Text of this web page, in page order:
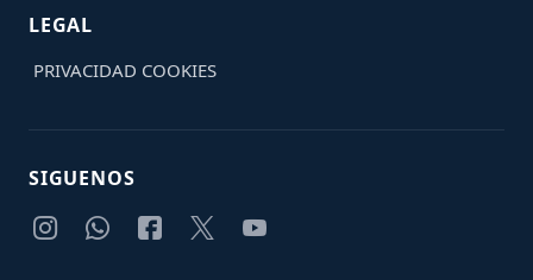
LEGAL
PRIVACIDAD COOKIES
SIGUENOS